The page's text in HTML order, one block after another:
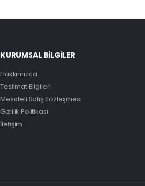
KURUMSAL BİLGİLER
Hakkımızda
Teslimat Bilgileri
Mesafeli Satış Sözleşmesi
Gizlilik Politikası
İletişim